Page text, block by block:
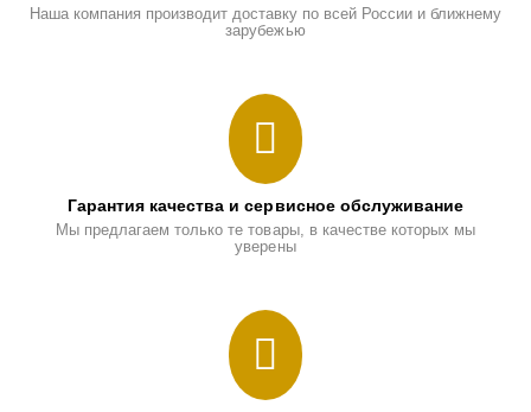
Наша компания производит доставку по всей России и ближнему
зарубежью
Гарантия качества и сервисное обслуживание
Мы предлагаем только те товары, в качестве которых мы
уверены